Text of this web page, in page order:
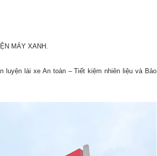
MÁY XANH.
lái xe An toàn – Tiết kiệm nhiên liệu và Bảo